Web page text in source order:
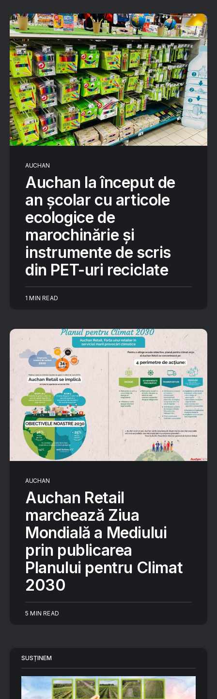
AUCHAN
Auchan la început de
an școlar cu articole
ecologice de
marochinărie și
instrumente de scris
din PET-uri reciclate
1 MIN READ
AUCHAN
Auchan Retail
marchează Ziua
Mondială a Mediului
prin publicarea
Planului pentru Climat
2030
5 MIN READ
SUSȚINEM